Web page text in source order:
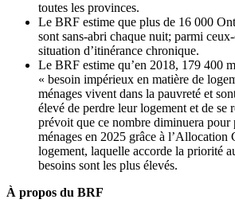
toutes les provinces.
Le BRF estime que plus de 16 000
sont sans-abri chaque nuit; parmi
situation d’itinérance chronique.
Le BRF estime qu’en 2018, 179 400
« besoin impérieux en matière de
ménages vivent dans la pauvreté et
élevé de perdre leur logement et de se
prévoit que ce nombre diminuera pour
ménages en 2025 grâce à l’Allocation
logement, laquelle accorde la priorité
besoins sont les plus élevés.
À propos du BRF